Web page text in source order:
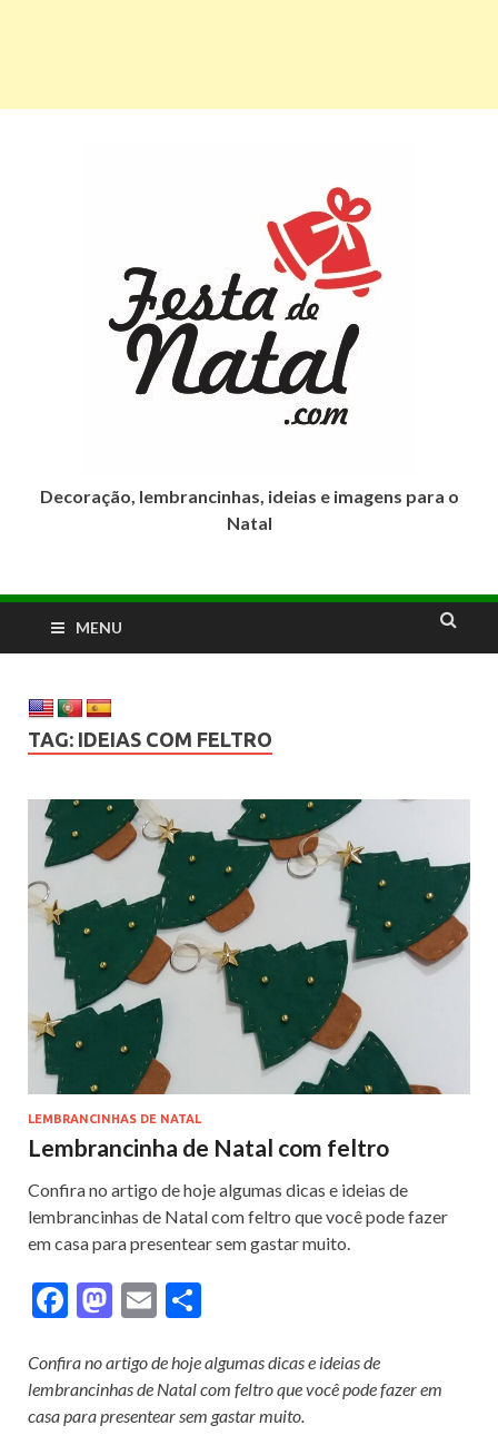
Decoração, lembrancinhas, ideias e imagens para o
Natal
MENU
TAG: IDEIAS COM FELTRO
LEMBRANCINHAS DE NATAL
Lembrancinha de Natal com feltro
Confira no artigo de hoje algumas dicas e ideias de
lembrancinhas de Natal com feltro que você pode fazer
em casa para presentear sem gastar muito.
F
e
b
M
to
d
E
ai
l
ar
e
Confira no artigo de hoje algumas dicas e ideias de
lembrancinhas de Natal com feltro que você pode fazer em
casa para presentear sem gastar muito.